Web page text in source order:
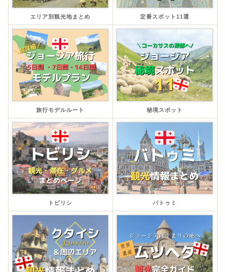
エリア別観光地まとめ 定番スポット11選
旅行モデルルート 秘境スポット
トビリシ バトゥミ